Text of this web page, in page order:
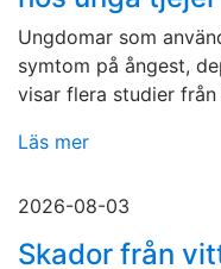
Ungdomar som
symtom på ångest,
visar flera studier
Läs mer
2026-08-03
Skador från